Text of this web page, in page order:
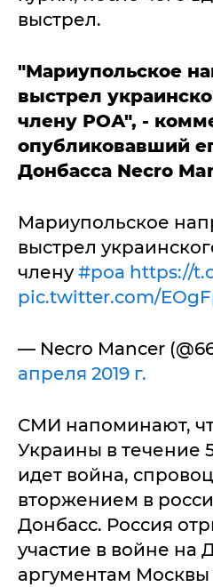
выстрел.
"Мариупольское
выстрел
члену РОА", -
опубликовавший
Донбасса Necro
Мариупольское
выстрел
члену#роа https://
pic.twitter.com/
— Necro Mancer
апреля 2019 г.
СМИ напоминают,
Украины в течение
идет война,
вторжением в
Донбасс. Россия
участие в войне на
аргументам